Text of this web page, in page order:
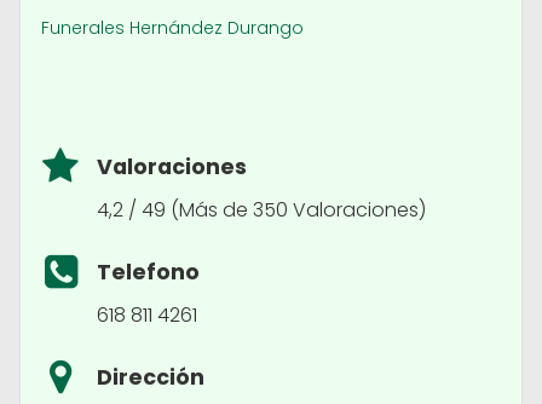
Funerales Hernández Durango
Valoraciones
4,2 / 49 (Más de 350 Valoraciones)
Telefono
618 811 4261
Dirección